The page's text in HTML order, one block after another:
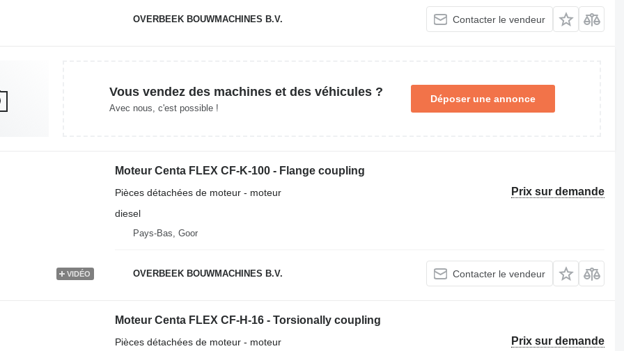
OVERBEEK BOUWMACHINES B.V. Contacter le vendeur
Vous vendez des machines et des véhicules ?
Avec nous, c'est possible !
Déposer une annonce
VIDÉO
Moteur Centa FLEX CF-K-100 - Flange coupling
Prix sur demande
Pièces détachées de moteur - moteur
diesel
Pays-Bas, Goor
OVERBEEK BOUWMACHINES B.V. Contacter le vendeur
Moteur Centa FLEX CF-H-16 - Torsionally coupling
Prix sur demande
Pièces détachées de moteur - moteur